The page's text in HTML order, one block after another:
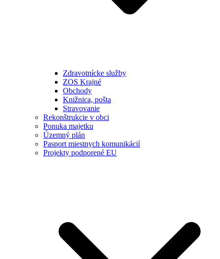
Zdravotnícke služby
ZOS Krajné
Obchody
Knižnica, pošta
Stravovanie
Rekonštrukcie v obci
Ponuka majetku
Územný plán
Pasport miestnych komunikácií
Projekty podporené EU